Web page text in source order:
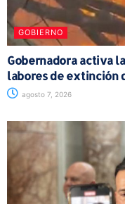
GOBIERNO
Gobernadora activa
labores de extinción
agosto 7, 2026